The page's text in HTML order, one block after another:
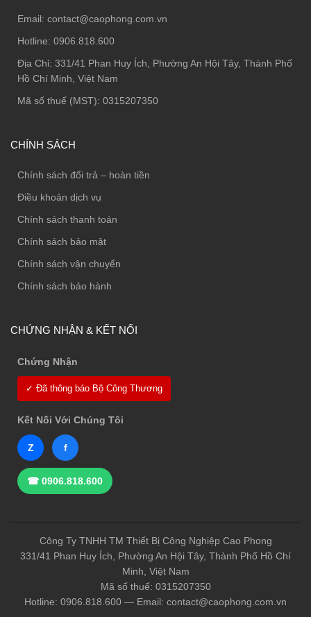
Email: contact@caophong.com.vn
Hotline: 0906.818.600
Địa Chỉ: 331/41 Phan Huy Ích, Phường An Hội Tây, Thành Phố
Hồ Chí Minh, Việt Nam
Mã số thuế (MST): 0315207350
CHÍNH SÁCH
Chính sách đổi trả – hoàn tiền
Điều khoản dịch vụ
Chính sách thanh toán
Chính sách bảo mật
Chính sách vận chuyển
Chính sách bảo hành
CHỨNG NHẬN & KẾT NỐI
Chứng Nhận
✓ Đã thông báo Bộ Công Thương
Kết Nối Với Chúng Tôi
Z f
☎ 0906.818.600
Công Ty TNHH TM Thiết Bị Công Nghiệp Cao Phong
331/41 Phan Huy Ích, Phường An Hội Tây, Thành Phố Hồ Chí
Minh, Việt Nam
Mã số thuế: 0315207350
Hotline: 0906.818.600 — Email: contact@caophong.com.vn